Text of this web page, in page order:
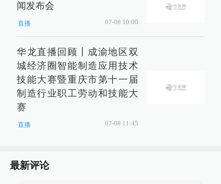
闻发布会
直播 07-08 10:00
华龙直播回顾丨成渝地区双
城经济圈智能制造应用技术
技能大赛暨重庆市第十一届
制造行业职工劳动和技能大
赛
直播 07-08 11:45
最新评论